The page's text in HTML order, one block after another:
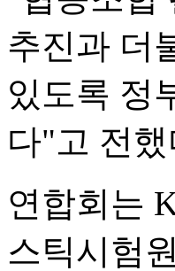
추진과 더
있도록 정
다"고 전했
연합회는
스틱시험